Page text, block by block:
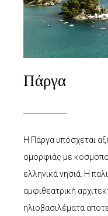
Πάργα
Η Πάργα υπόσχεται
ομορφιάς με
ελληνικά νησιά. Η
αμφιθεατρική
ηλιοβασιλέματα